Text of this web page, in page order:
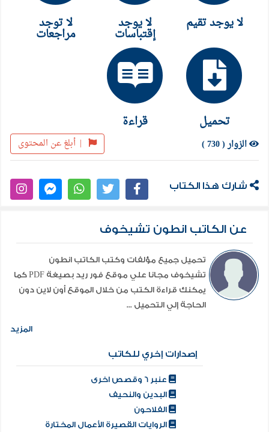
لا يوجد تقيم لا يوجد
إقتباسات
لا توجد
مراجعات
تحميل قراءة
| أبلغ عن المحتوى الزوار ( 730 )
شارك هذا الكتاب
عن الكاتب انطون تشيخوف
تحميل جميع مؤلفات وكتب الكاتب انطون
تشيخوف مجانا علي موقع فور ريد بصيغة PDF كما
يمكنك قراءة الكتب من خلال الموقع أون لاين دون
الحاجة إلي التحميل ...
المزيد
إصدارات إخري للكاتب
عنبر 6 وقصص اخرى
البدين والنحيف
الفلاحون
الروايات القصيرة الأعمال المختارة